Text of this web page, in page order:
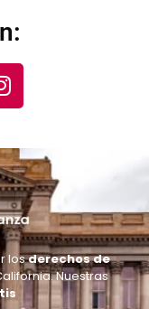
losderechos de
Nuestras